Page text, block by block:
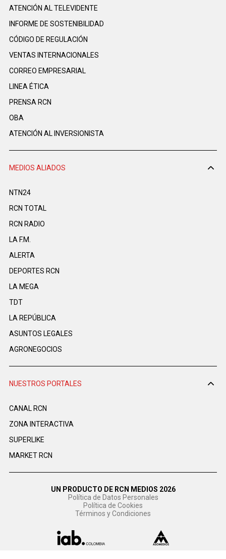
ATENCIÓN AL TELEVIDENTE
INFORME DE SOSTENIBILIDAD
CÓDIGO DE REGULACIÓN
VENTAS INTERNACIONALES
CORREO EMPRESARIAL
LINEA ÉTICA
PRENSA RCN
OBA
ATENCIÓN AL INVERSIONISTA
MEDIOS ALIADOS
NTN24
RCN TOTAL
RCN RADIO
LA F.M.
ALERTA
DEPORTES RCN
LA MEGA
TDT
LA REPÚBLICA
ASUNTOS LEGALES
AGRONEGOCIOS
NUESTROS PORTALES
CANAL RCN
ZONA INTERACTIVA
SUPERLIKE
MARKET RCN
UN PRODUCTO DE RCN MEDIOS 2026
Política de Datos Personales
Política de Cookies
Términos y Condiciones